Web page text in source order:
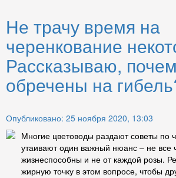
Не трачу время на
черенкование
Рассказываю,
обречены на
Опубликовано: 25 ноября 2020, 13:03
Многие цветоводы раздают советы по
утаивают один важный нюанс – не все
жизнеспособны и не от каждой розы.
жирную точку в этом вопросе, чтобы